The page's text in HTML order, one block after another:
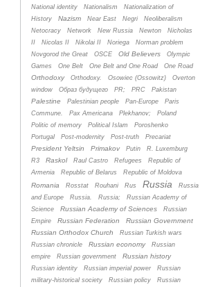
National identity
Nationalism
Nationalization of
History
Nazism Near East Negri
Neoliberalism
Netocracy
Network New Russia Newton
Nicholas
II
Nicolas II Nikolai II Noriega
Norman problem
Novgorod the Great
OSCE Old Believers
Olympic
Games
One Belt One Belt and One Road One Road
Orthodoxy Orthodoxy. Osowiec (Ossowitz)
Overton
window
Oбраз будущего PR; PRC Pakistan
Palestine Palestinian people Pan-Europe
Paris
Commune.
Pax Americana Plekhanov;
Poland
Politic of memory
Political Islam
Poroshenko
Portugal
Post-modernity Post-truth Precariat
President Yeltsin Primakov Putin
R. Luxemburg
R3
Raskol Raul Castro Refugees
Republic of
Armenia
Republic of Belarus Republic of Moldova
Romania Rosstat Rouhani Rus Russia
Russia
and Europe
Russia. Russia;
Russian Academy of
Science
Russian Academy of Sciences
Russian
Empire
Russian Federation
Russian Government
Russian Orthodox Church
Russian Turkish wars
Russian chronicle
Russian economy
Russian
empire
Russian government Russian history
Russian identity Russian imperial power
Russian
military-historical society
Russian policy Russian